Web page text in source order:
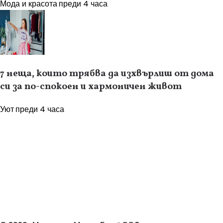
Мода и красотапреди 4 часа
7 неща, които трябва да изхвърлиш от дома
си за по-спокоен и хармоничен живот
Уютпреди 4 часа